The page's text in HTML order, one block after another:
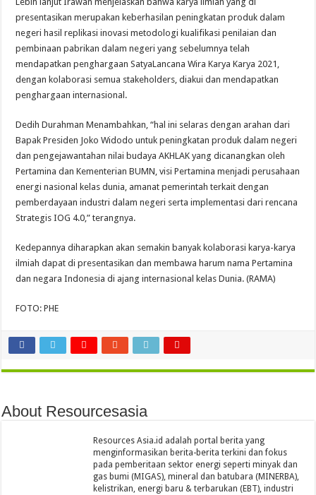
presentasikan merupakan keberhasilan peningkatan produk dalam
negeri hasil replikasi inovasi metodologi kualifikasi penilaian dan
pembinaan pabrikan dalam negeri yang sebelumnya telah
mendapatkan penghargaan SatyaLancana Wira Karya Karya 2021,
dengan kolaborasi semua stakeholders, diakui dan mendapatkan
penghargaan internasional.
Dedih Durahman Menambahkan, “hal ini selaras dengan arahan dari
Bapak Presiden Joko Widodo untuk peningkatan produk dalam negeri
dan pengejawantahan nilai budaya AKHLAK yang dicanangkan oleh
Pertamina dan Kementerian BUMN, visi Pertamina menjadi perusahaan
energi nasional kelas dunia, amanat pemerintah terkait dengan
pemberdayaan industri dalam negeri serta implementasi dari rencana
Strategis IOG 4.0,” terangnya.
Kedepannya diharapkan akan semakin banyak kolaborasi karya-karya
ilmiah dapat di presentasikan dan membawa harum nama Pertamina
dan negara Indonesia di ajang internasional kelas Dunia. (RAMA)
FOTO: PHE
About Resourcesasia
Resources Asia.id adalah portal berita yang
menginformasikan berita-berita terkini dan fokus
pada pemberitaan sektor energi seperti minyak dan
gas bumi (MIGAS), mineral dan batubara (MINERBA),
kelistrikan, energi baru & terbarukan (EBT), industri